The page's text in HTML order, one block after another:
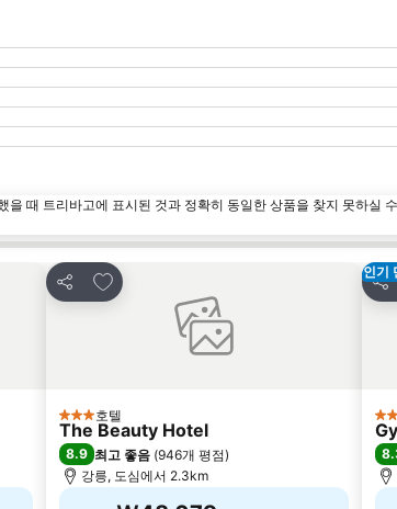
때 트리바고에 표시된 것과 정확히 동일한 상품을 찾지 못하실
공유
즐겨찾기에 추가
3 성급호텔
The Beauty Hotel
8.9 최고 좋음 (946개 평점)
강릉, 도심에서 2.3km
인기
공유
2